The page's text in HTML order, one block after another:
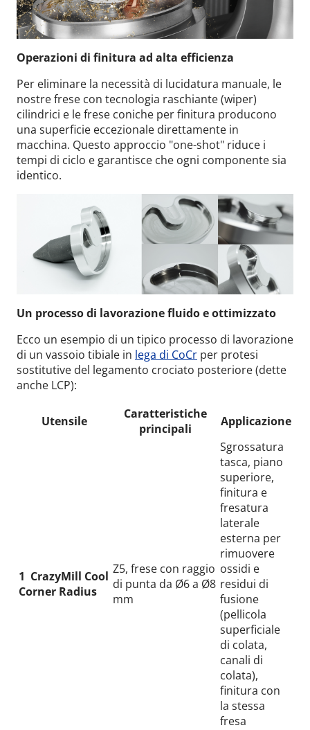
Operazioni di finitura ad alta efficienza
Per eliminare la necessità di lucidatura manuale, le
nostre frese con tecnologia raschiante (wiper)
cilindrici e le frese coniche per finitura producono
una superficie eccezionale direttamente in
macchina. Questo approccio "one-shot" riduce i
tempi di ciclo e garantisce che ogni componente sia
identico.
Un processo di lavorazione fluido e ottimizzato
Ecco un esempio di un tipico processo di lavorazione
di un vassoio tibiale in lega di CoCr per protesi
sostitutive del legamento crociato posteriore (dette
anche LCP):
Utensile
Caratteristiche
principali
Applicazione
1 CrazyMill Cool
Corner Radius
Z5, frese con raggio
di punta da Ø6 a Ø8
mm
Sgrossatura
tasca, piano
superiore,
finitura e
fresatura
laterale
esterna per
rimuovere
ossidi e
residui di
fusione
(pellicola
superficiale
di colata,
canali di
colata),
finitura con
la stessa
fresa